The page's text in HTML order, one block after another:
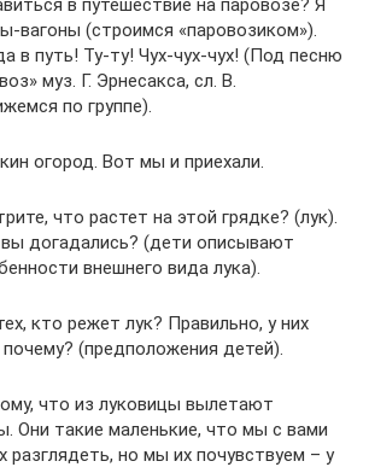
в путешествие на паровозе? Я
вагоны (строимся «паровозиком»).
в путь! Ту-ту! Чух-чух-чух! (Под песню
муз. Г. Эрнесакса, сл. В.
по группе).
огород. Вот мы и приехали.
что растет на этой грядке? (лук).
догадались? (дети описывают
внешнего вида лука).
кто режет лук? Правильно, у них
(предположения детей).
что из луковицы вылетают
Они такие маленькие, что мы с вами
но мы их почувствуем – у